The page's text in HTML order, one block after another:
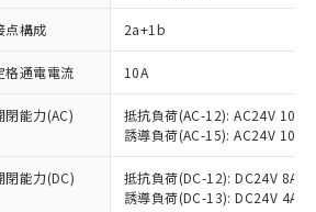
点構成 2a+1b
格通電電流 10A
閉能力(AC)
抵抗負荷(AC-12): AC24V 10A/
誘導負荷(AC-15): AC24V
閉能力(DC)
抵抗負荷(DC-12): DC24V 8A/
誘導負荷(DC-13): DC24V 4A/
件
：EU RoHS指令（10物質）の
した製品が提供可能な商品で
製品に切り替える予定のある